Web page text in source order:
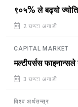
९०५% ले बढ्यो
2 घण्टा अगाडी
CAPITAL MARKET
मल्टीपर्सस फाइनान्सले
3 घण्टा अगाडी
विश्व अर्थतन्त्र